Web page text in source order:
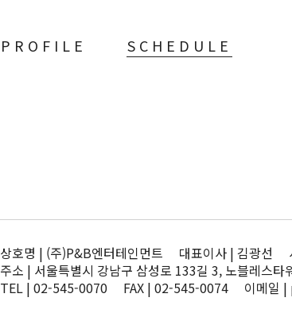
PROFILE SCHEDULE
상호명 | (주)P&B엔터테인먼트 대표이사 | 김광선
주소 | 서울특별시 강남구 삼성로 133길 3, 노블레스타
TEL | 02-545-0070 FAX | 02-545-0074 이메일 |